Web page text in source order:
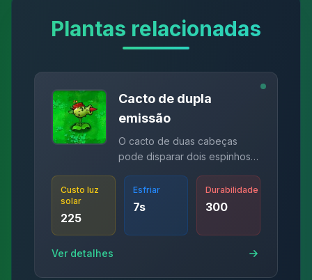
Plantas relacionadas
Cacto de dupla
emissão
O cacto de duas cabeças
pode disparar dois espinhos
Custo luz
solar
225
Esfriar
7s
Durabilidade
300
Ver detalhes